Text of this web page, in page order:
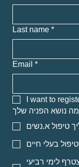
Last name *
Email *
I want to
מה נושא הפניה שלך
טיפול א.נשים
בעלי חיים
לימי רביעי